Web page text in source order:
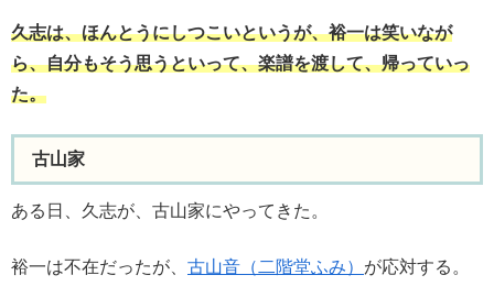
久志は、ほんとうにしつこいというが、裕一は笑いなが
ら、自分もそう思うといって、楽譜を渡して、帰っていっ
た。
古山家
ある日、久志が、古山家にやってきた。
裕一は不在だったが、 古山音（二階堂ふみ） が応対する。